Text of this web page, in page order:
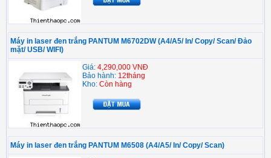
Máy in laser đen trắng PANTUM M6702DW (A4/A5/ In/ Copy/ Scan/ Đảo
mặt/ USB/ WIFI)
Giá: 4,290,000 VNĐ
Bảo hành: 12tháng
Kho: Còn hàng
Máy in laser đen trắng PANTUM M6508 (A4/A5/ In/ Copy/ Scan)